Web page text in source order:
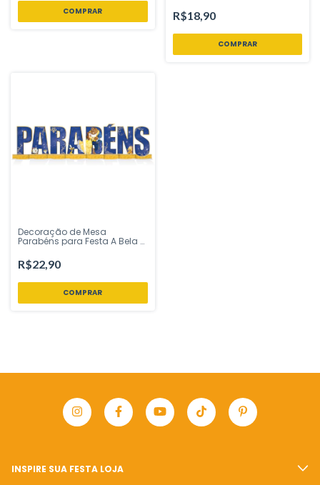
R$18,90
Decoração de Mesa
Parabéns para Festa A Bela e
R$22,90
INSPIRE SUA FESTA LOJA